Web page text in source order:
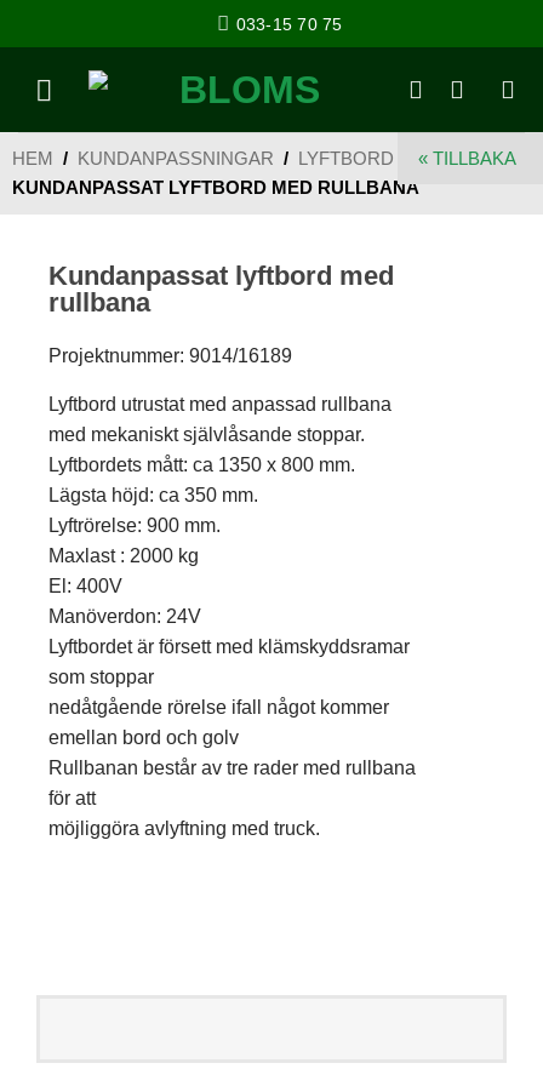
033-15 70 75
HEM / KUNDANPASSNINGAR / LYFTBORD
KUNDANPASSAT LYFTBORD MED RULLBANA
« TILLBAKA
Kundanpassat lyftbord med
rullbana
Projektnummer: 9014/16189
Lyftbord utrustat med anpassad rullbana
med mekaniskt självlåsande stoppar.
Lyftbordets mått: ca 1350 x 800 mm.
Lägsta höjd: ca 350 mm.
Lyftrörelse: 900 mm.
Maxlast : 2000 kg
El: 400V
Manöverdon: 24V
Lyftbordet är försett med klämskyddsramar
som stoppar
nedåtgående rörelse ifall något kommer
emellan bord och golv
Rullbanan består av tre rader med rullbana
för att
möjliggöra avlyftning med truck.